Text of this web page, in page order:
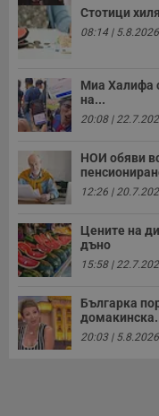
Стотици
08:14 | 5.8.2026
Миа Халифа
на...
20:08 |
НОИ обяви
12:26 |
Цените на
дъно
15:58 |
Българка
20:03 | 5.8.2026